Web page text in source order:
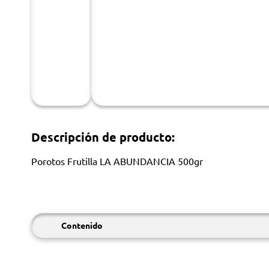
Descripción de producto:
Porotos Frutilla LA ABUNDANCIA 500gr
Contenido